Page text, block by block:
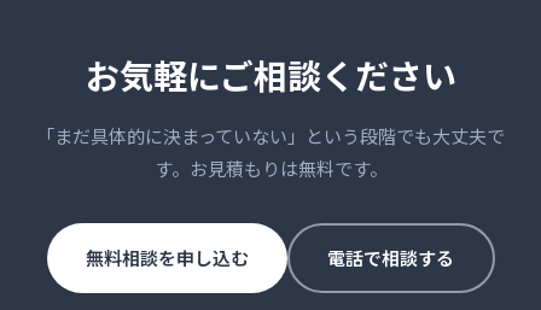
お気軽にご相談ください
「まだ具体的に決まっていない」という段階でも大丈夫で
す。お見積もりは無料です。
無料相談を申し込む 電話で相談する